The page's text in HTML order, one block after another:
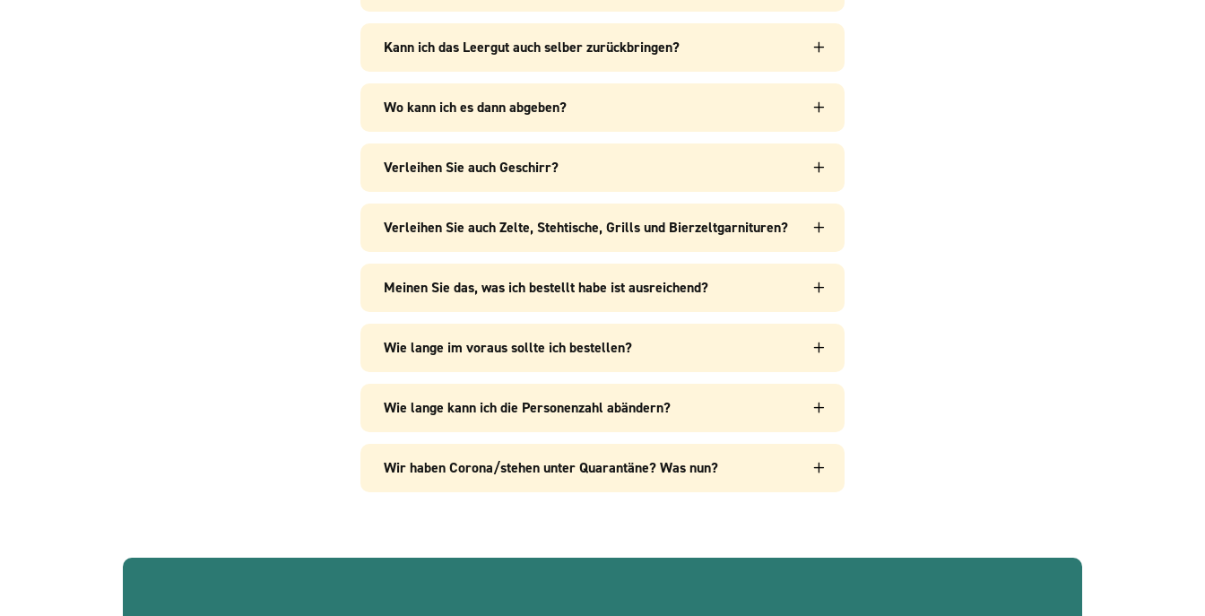
Kann ich das Leergut auch selber zurückbringen?
Wo kann ich es dann abgeben?
Verleihen Sie auch Geschirr?
Verleihen Sie auch Zelte, Stehtische, Grills und Bierzeltgarnituren?
Meinen Sie das, was ich bestellt habe ist ausreichend?
Wie lange im voraus sollte ich bestellen?
Wie lange kann ich die Personenzahl abändern?
Wir haben Corona/stehen unter Quarantäne? Was nun?